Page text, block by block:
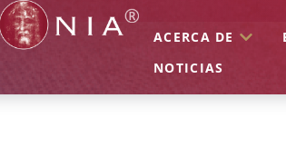
ACERCA DE
NOTICIAS